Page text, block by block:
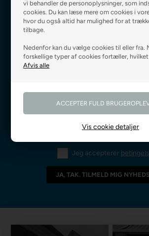
vi behandler de personoplysninger, som
cookies. Du kan læse mere om cookies i
hvor du også altid har mulighed for at
tilbage.
Nedenfor kan du vælge cookies til eller fra.
forskellige typer af cookies fortæller,
Vis cookie detaljer
Fri fragt ved 499 kr.,-
Godkendt af E-mærket
Jeg accepterer